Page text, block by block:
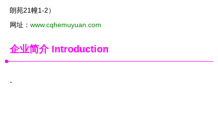
朗苑21幢1-2）
网址： www.cqhemuyuan.com
企业简介Introduction
-